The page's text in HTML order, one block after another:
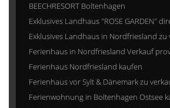
BEECHRESORT Boltenhagen
Exklusives Landhaus "ROSE GARDEN"
Exklusives Landhaus in Nordfriesland zu
Ferienhaus in Nordfriesland Verkauf
Ferienhaus Nordfriesland kaufen
Ferienhaus vor Sylt & Dänemark zu
Ferienwohnung in Boltenhagen Ostsee